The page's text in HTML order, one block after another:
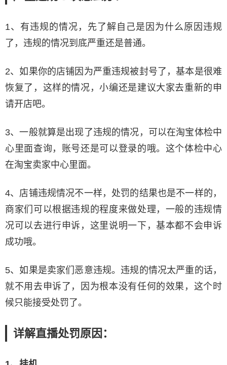
1、有违规的情况，先了解自己是因为什么原因违规
了，违规的情况到底严重还是普通。
2、如果你的店铺因为严重违规被封号了，基本是很难
恢复了，这样的情况，小编还是建议大家去重新的申
请开店吧。
3、一般就算是出现了违规的情况，可以在淘宝体检中
心里面查询，账号还是可以登录的哦。这个体检中心
在淘宝卖家中心里面。
4、店铺违规情况不一样，处罚的结果也是不一样的，
商家们可以根据违规的程度来做处理，一般的违规情
况可以去进行申诉，这里说明一下，基本都不会申诉
成功哦。
5、如果是卖家们恶意违规。违规的情况太严重的话，
就不用去申诉了，因为根本没有任何的效果，这个时
候只能接受处罚了。
详解直播处罚原因：